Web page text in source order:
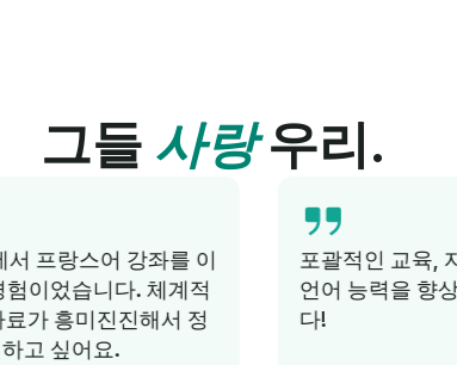
그들 사랑우리.
포괄적인 교육, 지식이 풍부한 튜터, 단기간에
언어 능력을 향상시킬 수 있습니다. 추천합니
다!